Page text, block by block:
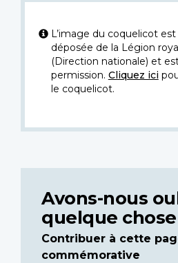
L’image du coquelicot
déposée de la Légion
(Direction nationale) et
permission. Cliquez ici
le coquelicot.
Avons-nous
quelque chose
Contribuer à cette
commémorative